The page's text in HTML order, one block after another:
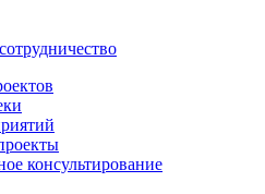
консультирование